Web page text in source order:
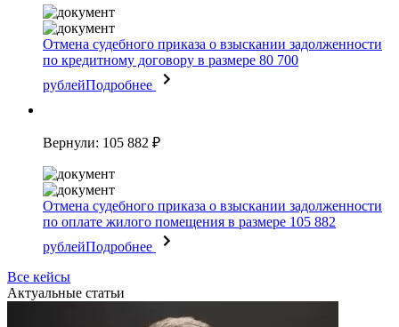
Отмена судебного приказа о взыскании задолженности
по кредитному договору в размере 80 700
рублейПодробнее
Вернули: 105 882 ₽
Отмена судебного приказа о взыскании задолженности
по оплате жилого помещения в размере 105 882
рублейПодробнее
Все кейсы
Актуальные статьи